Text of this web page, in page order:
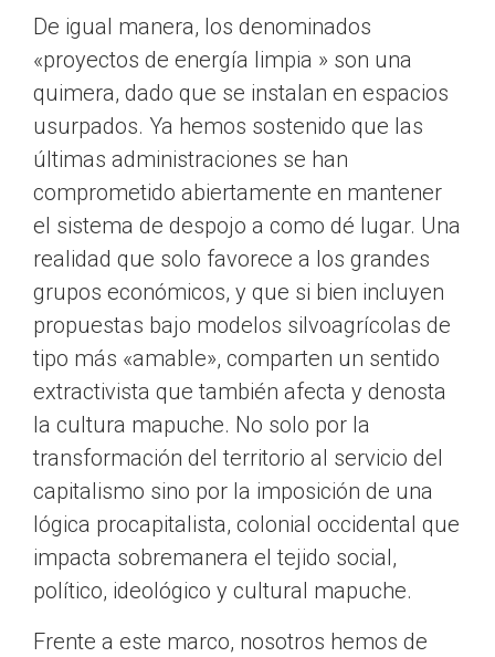
De igual manera, los denominados
«proyectos de energía limpia » son una
quimera, dado que se instalan en espacios
usurpados. Ya hemos sostenido que las
últimas administraciones se han
comprometido abiertamente en mantener
el sistema de despojo a como dé lugar. Una
realidad que solo favorece a los grandes
grupos económicos, y que si bien incluyen
propuestas bajo modelos silvoagrícolas de
tipo más «amable», comparten un sentido
extractivista que también afecta y denosta
la cultura mapuche. No solo por la
transformación del territorio al servicio del
capitalismo sino por la imposición de una
lógica procapitalista, colonial occidental que
impacta sobremanera el tejido social,
político, ideológico y cultural mapuche.
Frente a este marco, nosotros hemos de